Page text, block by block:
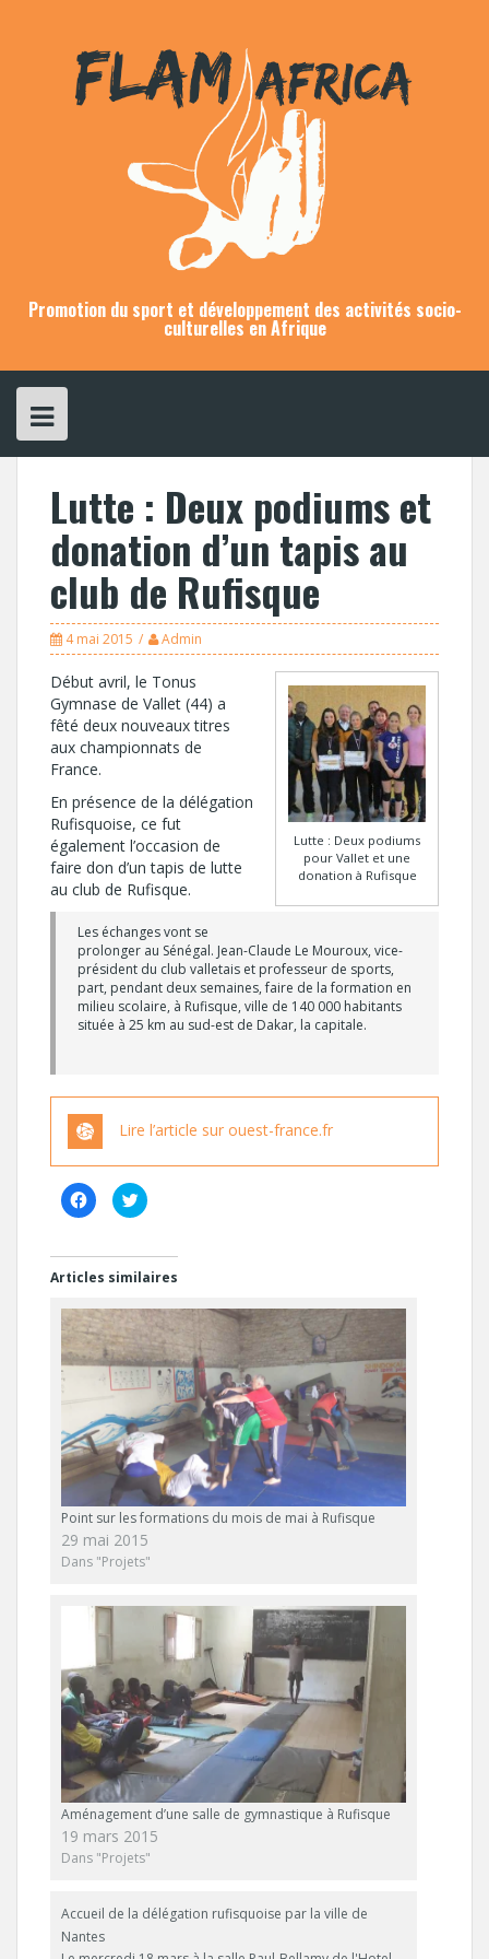
Promotion du sport et développement des activités socio-
culturelles en Afrique
Lutte : Deux podiums et
donation d’un tapis au
club de Rufisque
4 mai 2015 Admin
Lutte : Deux podiums
pour Vallet et une
donation à Rufisque
Début avril, le Tonus
Gymnase de Vallet (44) a
fêté deux nouveaux titres
aux championnats de
France.
En présence de la délégation
Rufisquoise, ce fut
également l’occasion de
faire don d’un tapis de lutte
au club de Rufisque.
Les échanges vont se
prolonger au Sénégal. Jean-Claude Le Mouroux, vice-
président du club valletais et professeur de sports,
part, pendant deux semaines, faire de la formation en
milieu scolaire, à Rufisque, ville de 140 000 habitants
située à 25 km au sud-est de Dakar, la capitale.
Lire l’article sur ouest-france.fr
C
l
e
z
p
u
r
p
a
r
e
r
s
u
c
e
b
o
o
o
u
d
n
s
u
n
e
n
o
u
v
e
l
e
f
t
r
e
C
l
e
z
p
u
p
a
r
a
e
r
s
u
r
T
w
i
t
t
e
r
u
d
n
s
u
n
e
n
o
u
v
e
l
e
f
e
r
Articles similaires
Point sur les formations du mois de mai à Rufisque
29 mai 2015
Dans "Projets"
Aménagement d’une salle de gymnastique à Rufisque
19 mars 2015
Dans "Projets"
Accueil de la délégation rufisquoise par la ville de
Nantes